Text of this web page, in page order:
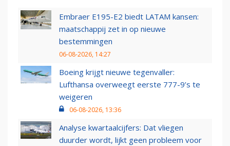
Embraer E195-E2 biedt LATAM kansen:
maatschappij zet in op nieuwe
bestemmingen
06-08-2026, 14:27
Boeing krijgt nieuwe tegenvaller:
Lufthansa overweegt eerste 777-9’s te
weigeren
06-08-2026, 13:36
Analyse kwartaalcijfers: Dat vliegen
duurder wordt, lijkt geen probleem voor